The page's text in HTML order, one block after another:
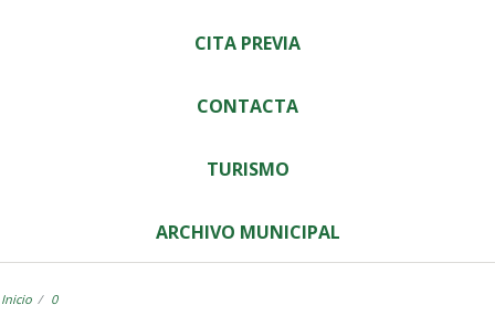
CITA PREVIA
CONTACTA
TURISMO
ARCHIVO MUNICIPAL
Inicio 0